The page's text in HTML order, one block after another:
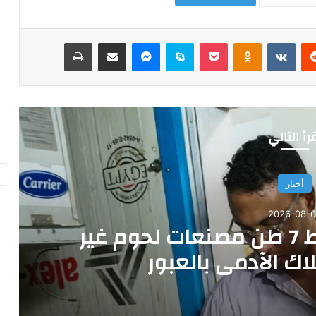
سكايب
التالي
أخبار
2026-08-
بيطري القليوبية : ضبط 7 طن مصنعات لحوم غير
الآدمى بالعبور